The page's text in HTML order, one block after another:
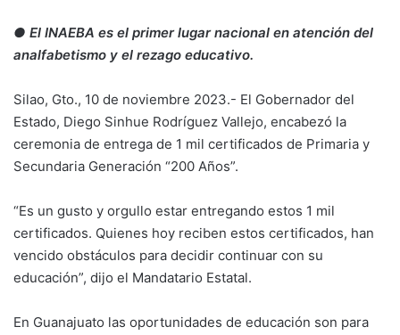
● El INAEBA es el primer lugar nacional en atención del
analfabetismo y el rezago educativo.
Silao, Gto., 10 de noviembre 2023.- El Gobernador del
Estado, Diego Sinhue Rodríguez Vallejo, encabezó la
ceremonia de entrega de 1 mil certificados de Primaria y
Secundaria Generación “200 Años”.
“Es un gusto y orgullo estar entregando estos 1 mil
certificados. Quienes hoy reciben estos certificados, han
vencido obstáculos para decidir continuar con su
educación”, dijo el Mandatario Estatal.
En Guanajuato las oportunidades de educación son para